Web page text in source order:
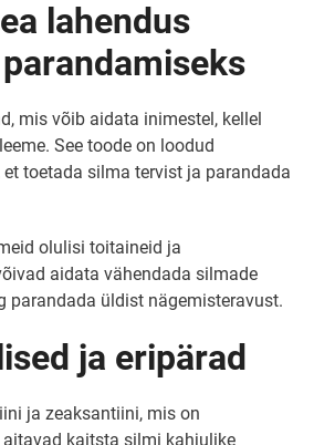
lahendus
mis võib aidata inimestel, kellel
See toode on loodud
toetada silma tervist ja parandada
olulisi toitaineid ja
aidata vähendada silmade
parandada üldist nägemisteravust.
ja eripärad
ja zeaksantiini, mis on
kaitsta silmi kahjulike